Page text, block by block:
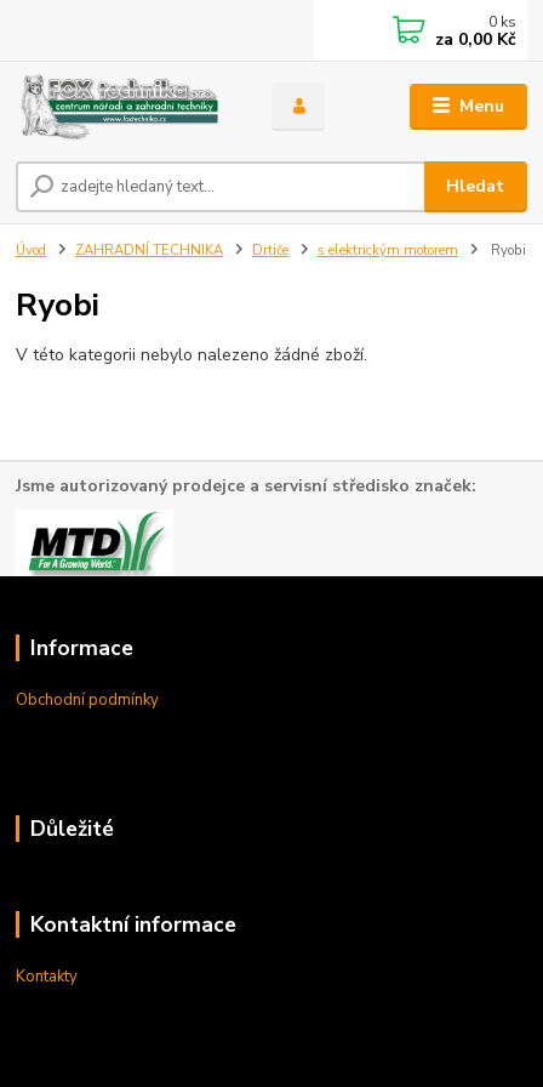
Menu
Hledat
0 ks
za 0,00 Kč
Úvod ZAHRADNÍ TECHNIKA Drtiče s elektrickým motorem Ryobi
Ryobi
V této kategorii nebylo nalezeno žádné zboží.
Jsme autorizovaný prodejce a servisní středisko značek:
Informace
Obchodní podmínky
Důležité
Kontaktní informace
Kontakty